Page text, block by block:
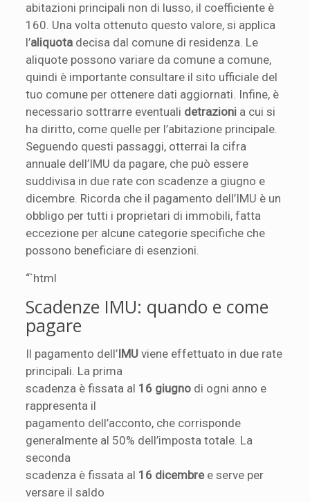
abitazioni principali non di lusso, il coefficiente è
160. Una volta ottenuto questo valore, si applica
l’aliquota decisa dal comune di residenza. Le
aliquote possono variare da comune a comune,
quindi è importante consultare il sito ufficiale del
tuo comune per ottenere dati aggiornati. Infine, è
necessario sottrarre eventuali detrazioni a cui si
ha diritto, come quelle per l’abitazione principale.
Seguendo questi passaggi, otterrai la cifra
annuale dell’IMU da pagare, che può essere
suddivisa in due rate con scadenze a giugno e
dicembre. Ricorda che il pagamento dell’IMU è un
obbligo per tutti i proprietari di immobili, fatta
eccezione per alcune categorie specifiche che
possono beneficiare di esenzioni.
“`html
Scadenze IMU: quando e come
pagare
Il pagamento dell’IMU viene effettuato in due rate
principali. La prima
scadenza è fissata al 16 giugno di ogni anno e
rappresenta il
pagamento dell’acconto, che corrisponde
generalmente al 50% dell’imposta totale. La
seconda
scadenza è fissata al 16 dicembree serve per
versare il saldo